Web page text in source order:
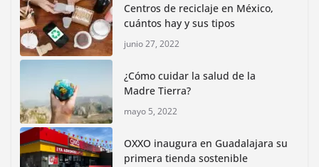
junio 15, 2026
Inauguran nuevo Embarcadero Cuemanco para
reactivar la zona lacustre de Xochimilco
junio 4, 2026
Rompe CDMX récords Reto Naturalista Urbano 2026 y
lidera la biodiversidad nacional
mayo 18, 2026
Centros de reciclaje en México,
cuántos hay y sus tipos
junio 27, 2022
¿Cómo cuidar la salud de la
Madre Tierra?
mayo 5, 2022
OXXO inaugura en Guadalajara su
primera tienda sostenible